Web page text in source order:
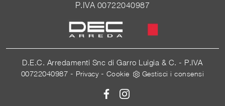
P.IVA 00722040987
D.E.C. Arredamenti Snc di Garro Luigia & C. - P.IVA
00722040987 - Privacy- Cookie Gestisci i consensi